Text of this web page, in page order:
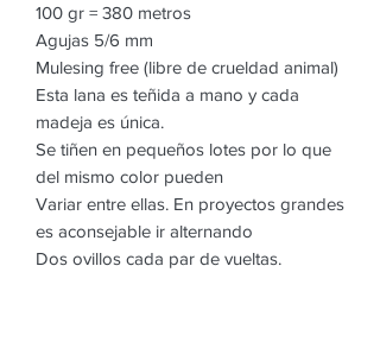
100 gr = 380 metros
Agujas 5/6 mm
Mulesing free (libre de crueldad animal)
Esta lana es teñida a mano y cada
madeja es única.
Se tiñen en pequeños lotes por lo que
del mismo color pueden
Variar entre ellas. En proyectos grandes
es aconsejable ir alternando
Dos ovillos cada par de vueltas.